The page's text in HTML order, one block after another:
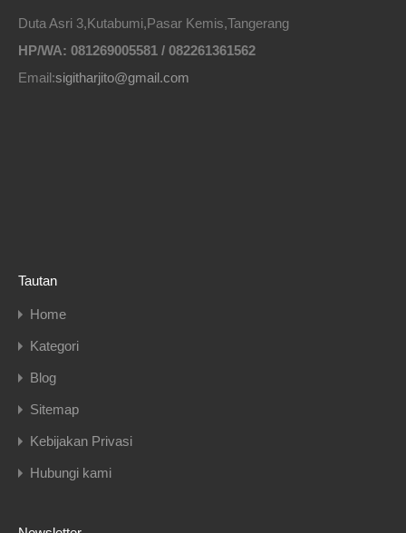
Duta Asri 3,Kutabumi,Pasar Kemis,Tangerang
HP/WA: 081269005581 / 082261361562
Email:sigitharjito@gmail.com
Tautan
Home
Kategori
Blog
Sitemap
Kebijakan Privasi
Hubungi kami